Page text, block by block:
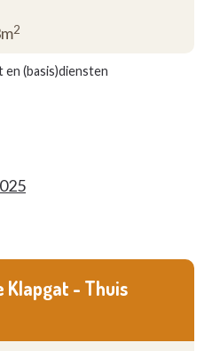
2
(basis)diensten
Klapgat - Thuis